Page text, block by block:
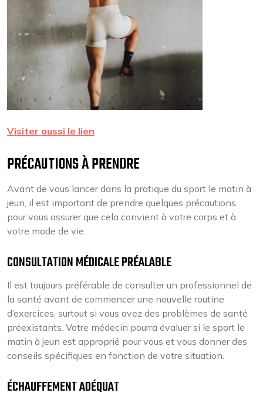
Visiter aussi le lien
PRÉCAUTIONS À PRENDRE
Avant de vous lancer dans la pratique du sport le matin à
jeun, il est important de prendre quelques précautions
pour vous assurer que cela convient à votre corps et à
votre mode de vie.
CONSULTATION MÉDICALE PRÉALABLE
Il est toujours préférable de consulter un professionnel de
la santé avant de commencer une nouvelle routine
d’exercices, surtout si vous avez des problèmes de santé
préexistants. Votre médecin pourra évaluer si le sport le
matin à jeun est approprié pour vous et vous donner des
conseils spécifiques en fonction de votre situation.
ÉCHAUFFEMENT ADÉQUAT